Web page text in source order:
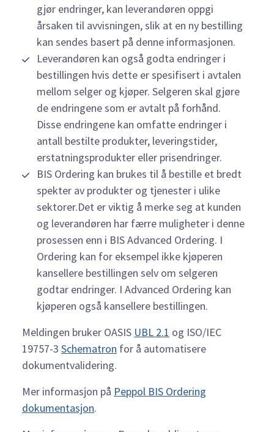
gjør endringer, kan leverandøren oppgi
årsaken til avvisningen, slik at en ny bestilling
kan sendes basert på denne informasjonen.
Leverandøren kan også godta endringer i
bestillingen hvis dette er spesifisert i avtalen
mellom selger og kjøper. Selgeren skal gjøre
de endringene som er avtalt på forhånd.
Disse endringene kan omfatte endringer i
antall bestilte produkter, leveringstider,
erstatningsprodukter eller prisendringer.
BIS Ordering kan brukes til å bestille et bredt
spekter av produkter og tjenester i ulike
sektorer.Det er viktig å merke seg at kunden
og leverandøren har færre muligheter i denne
prosessen enn i BIS Advanced Ordering. I
Ordering kan for eksempel ikke kjøperen
kansellere bestillingen selv om selgeren
godtar endringer. I Advanced Ordering kan
kjøperen også kansellere bestillingen.
Meldingen bruker OASIS UBL 2.1 og ISO/IEC
19757-3 Schematron for å automatisere
dokumentvalidering.
Mer informasjon på Peppol BIS Ordering
dokumentasjon.